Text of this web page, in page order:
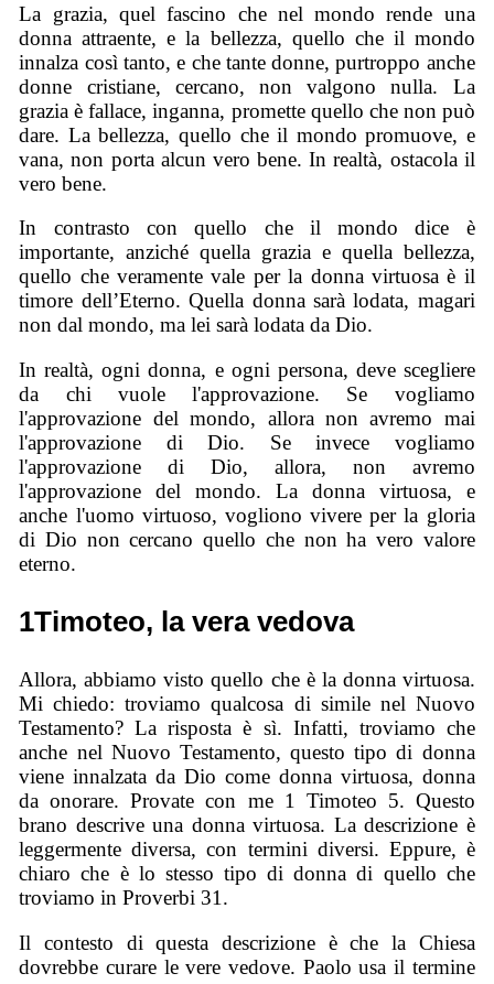
La grazia, quel fascino che nel mondo rende una
donna attraente, e la bellezza, quello che il mondo
innalza così tanto, e che tante donne, purtroppo anche
donne cristiane, cercano, non valgono nulla. La
grazia è fallace, inganna, promette quello che non può
dare. La bellezza, quello che il mondo promuove, e
vana, non porta alcun vero bene. In realtà, ostacola il
vero bene.
In contrasto con quello che il mondo dice è
importante, anziché quella grazia e quella bellezza,
quello che veramente vale per la donna virtuosa è il
timore dell’Eterno. Quella donna sarà lodata, magari
non dal mondo, ma lei sarà lodata da Dio.
In realtà, ogni donna, e ogni persona, deve scegliere
da chi vuole l'approvazione. Se vogliamo
l'approvazione del mondo, allora non avremo mai
l'approvazione di Dio. Se invece vogliamo
l'approvazione di Dio, allora, non avremo
l'approvazione del mondo. La donna virtuosa, e
anche l'uomo virtuoso, vogliono vivere per la gloria
di Dio non cercano quello che non ha vero valore
eterno.
1Timoteo, la vera vedova
Allora, abbiamo visto quello che è la donna virtuosa.
Mi chiedo: troviamo qualcosa di simile nel Nuovo
Testamento? La risposta è sì. Infatti, troviamo che
anche nel Nuovo Testamento, questo tipo di donna
viene innalzata da Dio come donna virtuosa, donna
da onorare. Provate con me 1 Timoteo 5. Questo
brano descrive una donna virtuosa. La descrizione è
leggermente diversa, con termini diversi. Eppure, è
chiaro che è lo stesso tipo di donna di quello che
troviamo in Proverbi 31.
Il contesto di questa descrizione è che la Chiesa
dovrebbe curare le vere vedove. Paolo usa il termine